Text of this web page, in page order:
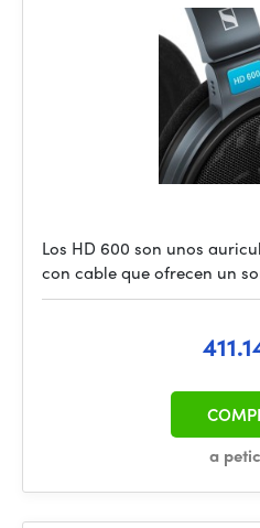
Los HD 600 son unos
con cable que ofrecen un
a